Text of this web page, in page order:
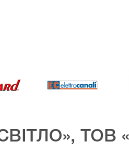
ТОВ